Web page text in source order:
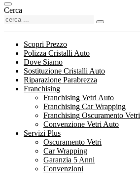
Cerca
Scopri Prezzo
Polizza Cristalli Auto
Dove Siamo
Sostituzione Cristalli Auto
Riparazione Parabrezza
Franchising
Franchising Vetri Auto
Franchising Car Wrapping
Franchising Oscuramento Vetri
Convenzione Vetri Auto
Servizi Plus
Oscuramento Vetri
Car Wrapping
Garanzia 5 Anni
Convenzioni